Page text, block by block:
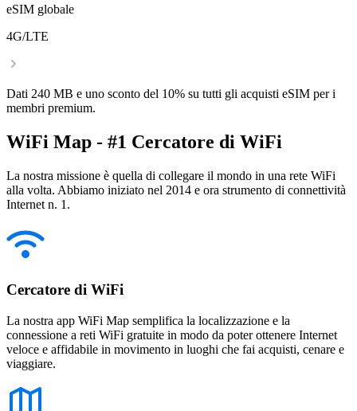
eSIM globale
4G/LTE
Dati 240 MB e uno sconto del 10% su tutti gli acquisti eSIM per i
membri premium.
WiFi Map - #1 Cercatore di WiFi
La nostra missione è quella di collegare il mondo in una rete WiFi
alla volta. Abbiamo iniziato nel 2014 e ora strumento di connettività
Internet n. 1.
Cercatore di WiFi
La nostra app WiFi Map semplifica la localizzazione e la
connessione a reti WiFi gratuite in modo da poter ottenere Internet
veloce e affidabile in movimento in luoghi che fai acquisti, cenare e
viaggiare.